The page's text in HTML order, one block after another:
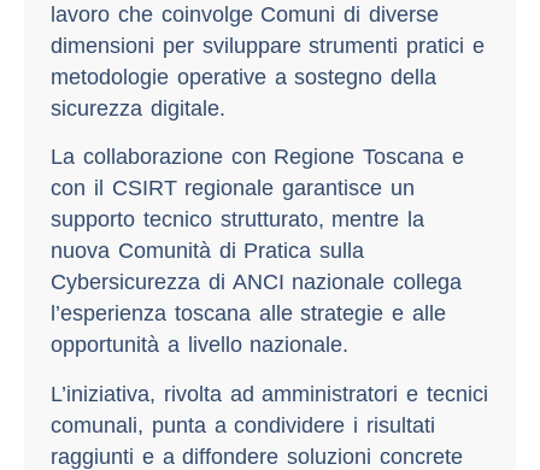
lavoro che coinvolge Comuni di diverse
dimensioni per sviluppare strumenti pratici e
metodologie operative a sostegno della
sicurezza digitale.
La collaborazione con Regione Toscana e
con il CSIRT regionale garantisce un
supporto tecnico strutturato, mentre la
nuova Comunità di Pratica sulla
Cybersicurezza di ANCI nazionale collega
l’esperienza toscana alle strategie e alle
opportunità a livello nazionale.
L’iniziativa, rivolta ad amministratori e tecnici
comunali, punta a condividere i risultati
raggiunti e a diffondere soluzioni concrete